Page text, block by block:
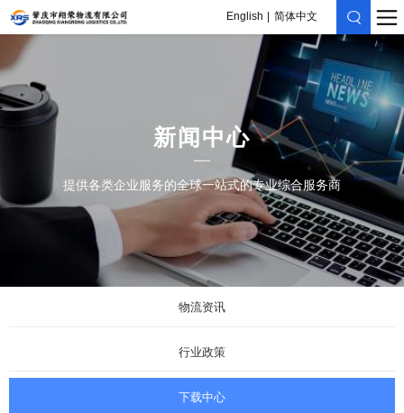
English 简体中文
新闻中心
提供各类企业服务的全球一站式的专业综合服务商
物流资讯
行业政策
下载中心